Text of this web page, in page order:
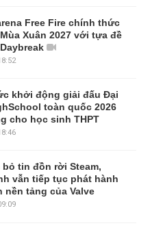
Free Fire chính thức
Xuân 2027 với tựa đề
khởi động giải đấu Đại
toàn quốc 2026
cho học sinh THPT
bỏ tin đồn rời Steam,
vẫn tiếp tục phát hành
nền tảng của Valve